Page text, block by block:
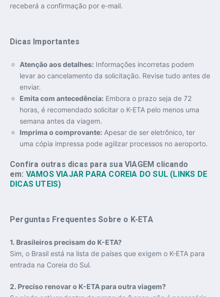
receberá a confirmação por e-mail.
Dicas Importantes
Atenção aos detalhes: Informações incorretas podem
levar ao cancelamento da solicitação. Revise tudo antes de
enviar.
Emita com antecedência: Embora o prazo seja de 72
horas, é recomendado solicitar o K-ETA pelo menos uma
semana antes da viagem.
Imprima o comprovante: Apesar de ser eletrônico, ter
uma cópia impressa pode agilizar processos no aeroporto.
Confira outras dicas para sua VIAGEM clicando
em: VAMOS VIAJAR PARA COREIA DO SUL (LINKS DE
DICAS UTEIS)
Perguntas Frequentes Sobre o K-ETA
1. Brasileiros precisam do K-ETA?
Sim, o Brasil está na lista de países que exigem o K-ETA para
entrada na Coreia do Sul.
2. Preciso renovar o K-ETA para outra viagem?